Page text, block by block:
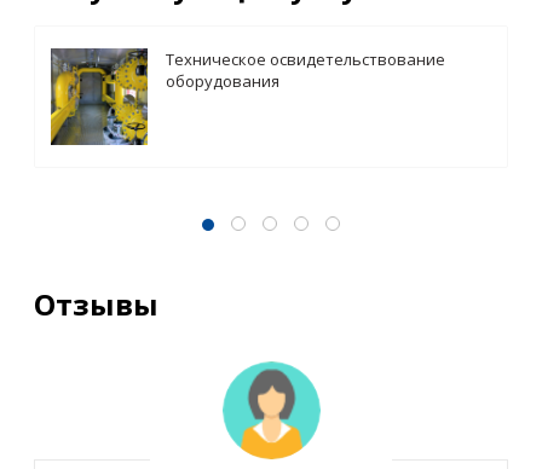
Техническое освидетельствование
оборудования
Отзывы